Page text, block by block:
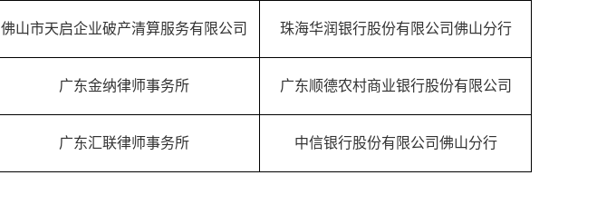
佛山市天启企业破产清算服务有限公司 珠海华润银行股份有限公司佛山分行
广东金纳律师事务所 广东顺德农村商业银行股份有限公司
广东汇联律师事务所 中信银行股份有限公司佛山分行